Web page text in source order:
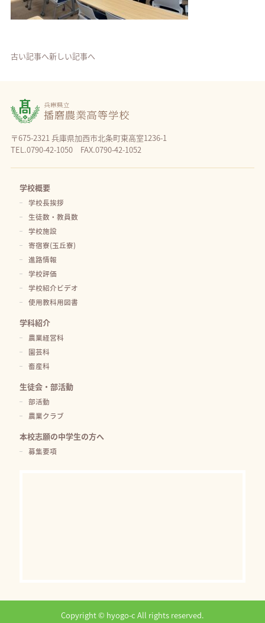
古い記事へ新しい記事へ
〒675-2321 兵庫県加西市北条町東高室1236-1
TEL.0790-42-1050 FAX.0790-42-1052
学校概要
学校長挨拶
生徒数・教員数
学校施設
寄宿寮(玉丘寮)
進路情報
学校評価
学校紹介ビデオ
使用教科用図書
学科紹介
農業経営科
園芸科
畜産科
生徒会・部活動
部活動
農業クラブ
本校志願の中学生の方へ
募集要項
Copyright © hyogo-c All rights reserved.